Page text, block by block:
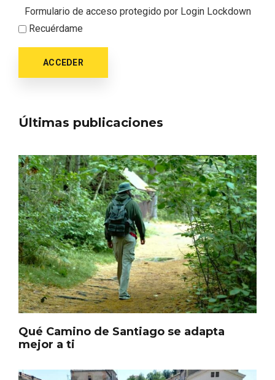
Formulario de acceso protegido por Login Lockdown
Recuérdame
ACCEDER
Últimas publicaciones
Qué Camino de Santiago se adapta
mejor a ti
Itinerarios musicales en San Miguel del
Pino 2026